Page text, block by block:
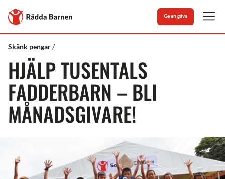
Till
Rädda
Barnens
Ge en gåva
Rädda
Skänk pengar
Hjälp
fadderbarn
HJÄLP TUSENTALS
FADDERBARN – BLI
MÅNADSGIVARE!